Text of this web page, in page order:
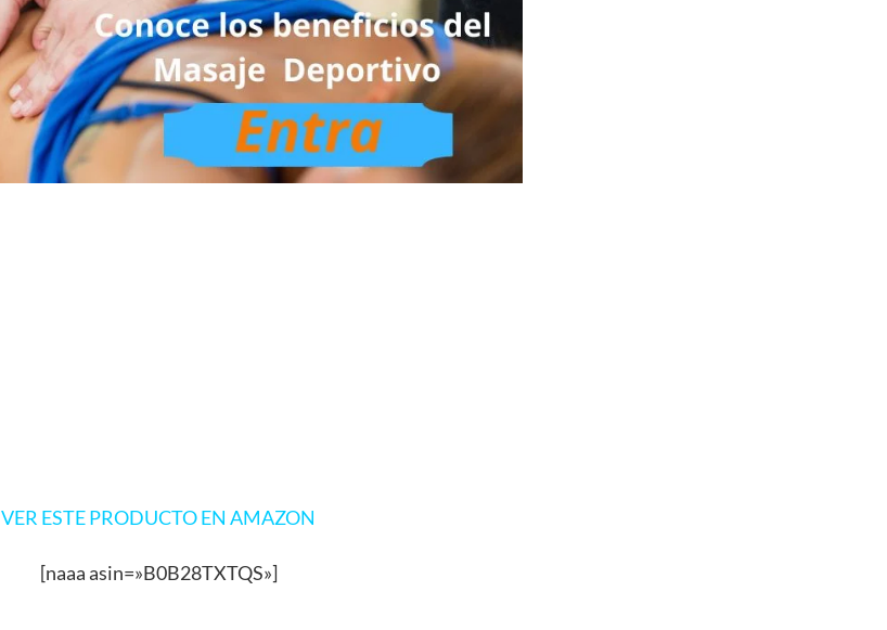
VER ESTE PRODUCTO EN AMAZON
[naaa asin=»B0B28TXTQS»]